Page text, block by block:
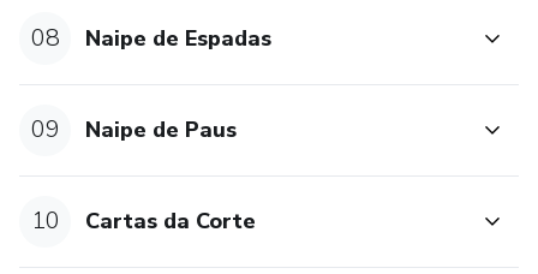
08 Naipe de Espadas
09 Naipe de Paus
10 Cartas da Corte